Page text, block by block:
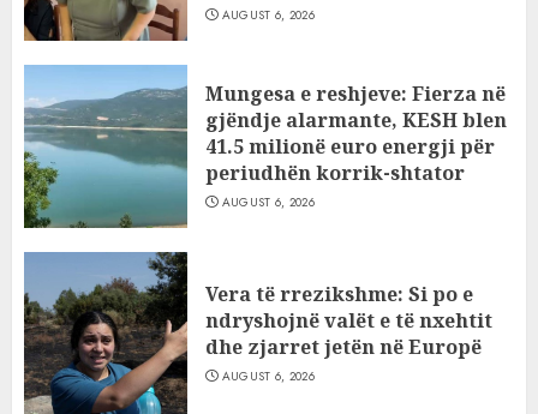
AUGUST 6, 2026
Mungesa e reshjeve: Fierza në
gjëndje alarmante, KESH blen
41.5 milionë euro energji për
periudhën korrik-shtator
AUGUST 6, 2026
Vera të rrezikshme: Si po e
ndryshojnë valët e të nxehtit
dhe zjarret jetën në Europë
AUGUST 6, 2026